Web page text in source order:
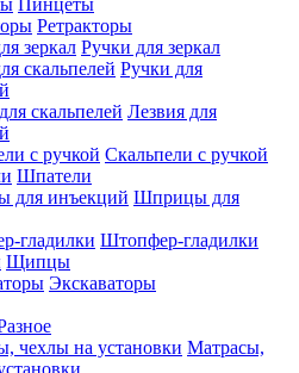
Пинцеты
Ретракторы
Ручки для зеркал
Ручки для
Лезвия для
Скальпели с ручкой
Шпатели
Шприцы для
Штопфер-гладилки
Щипцы
Экскаваторы
Матрасы,